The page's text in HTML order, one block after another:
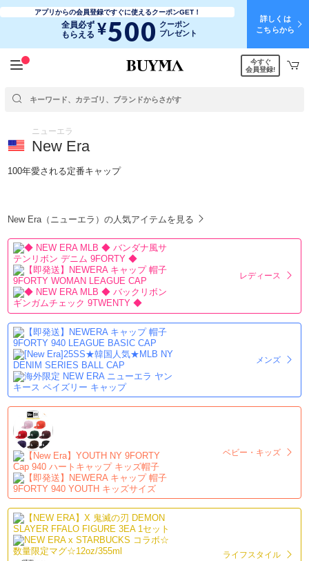
アプリからの会員登録ですぐに使えるクーポンGET！
全員必ず
もらえる ¥500 クーポン
プレゼント
詳しくは
こちらから
今すぐ
会員登録!
ニューエラ
New Era
100年愛される定番キャップ
New Era（ニューエラ）の人気アイテムを見る
レディース
メンズ
ベビー・キッズ
ライフスタイル